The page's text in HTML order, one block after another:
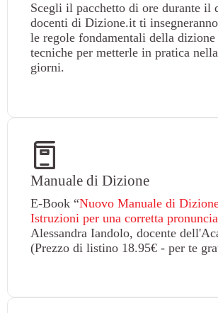
Scegli il pacchetto di ore durante il
docenti di Dizione.it ti insegneranno
le regole fondamentali della
tecniche per metterle in pratica
giorni.
Manuale di Dizione
E-Book “Nuovo Manuale di
Istruzioni per una corretta pronuncia
Alessandra Iandolo, docente
(Prezzo di listino 18.95€ - per te